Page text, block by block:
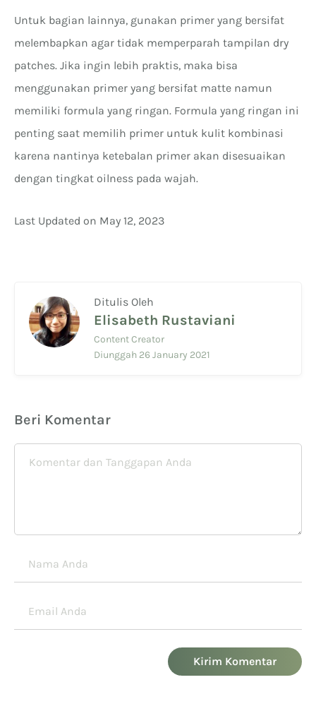
Untuk bagian lainnya, gunakan primer yang bersifat
melembapkan agar tidak memperparah tampilan dry
patches. Jika ingin lebih praktis, maka bisa
menggunakan primer yang bersifat matte namun
memiliki formula yang ringan. Formula yang ringan ini
penting saat memilih primer untuk kulit kombinasi
karena nantinya ketebalan primer akan disesuaikan
dengan tingkat oilness pada wajah.
Last Updated on May 12, 2023
Ditulis Oleh
Elisabeth Rustaviani
Content Creator
Diunggah 26 January 2021
Beri Komentar
Kirim Komentar